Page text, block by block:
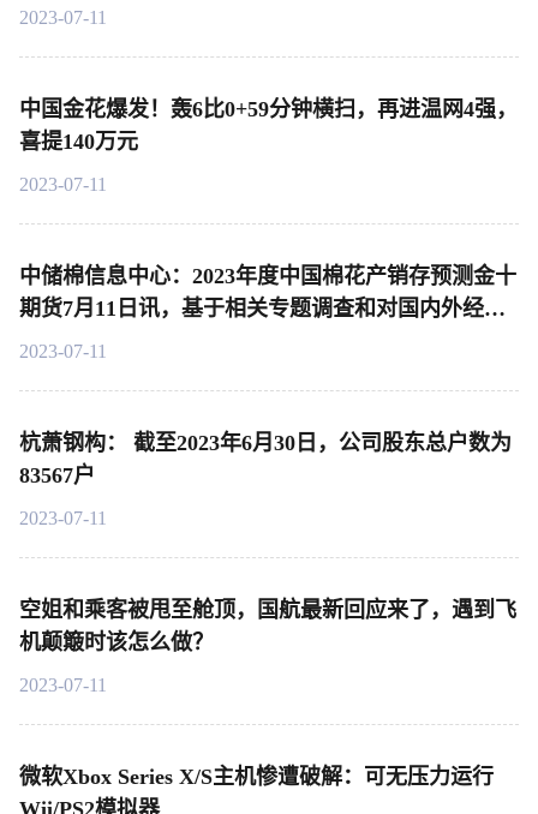
2023-07-11
中国金花爆发！轰6比0+59分钟横扫，再进温网4强，
喜提140万元
2023-07-11
中储棉信息中心：2023年度中国棉花产销存预测金十
期货7月11日讯，基于相关专题调查和对国内外经济
环境及市场状况的分析，对2022年度和2023年度中国
2023-07-11
杭萧钢构： 截至2023年6月30日，公司股东总户数为
83567户
2023-07-11
空姐和乘客被甩至舱顶，国航最新回应来了，遇到飞
机颠簸时该怎么做？
2023-07-11
微软Xbox Series X/S主机惨遭破解：可无压力运行
Wii/PS2模拟器